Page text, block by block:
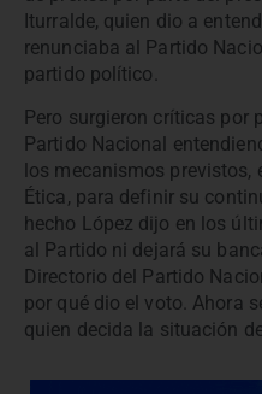
Iturralde, quien dio a
renunciaba al Partido
partido político.
Pero surgieron críticas por
Partido Nacional
los mecanismos previstos,
Ética, para definir su
hecho López dijo en los
al Partido ni dejará su
Directorio del Partido
por qué dio el voto. Ahora
quien decida la situación